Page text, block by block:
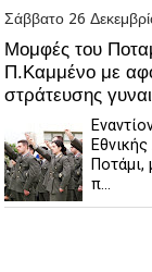
Σάββατο 26
Μομφές του
Π.Καμμένο με
στράτευσης
π...